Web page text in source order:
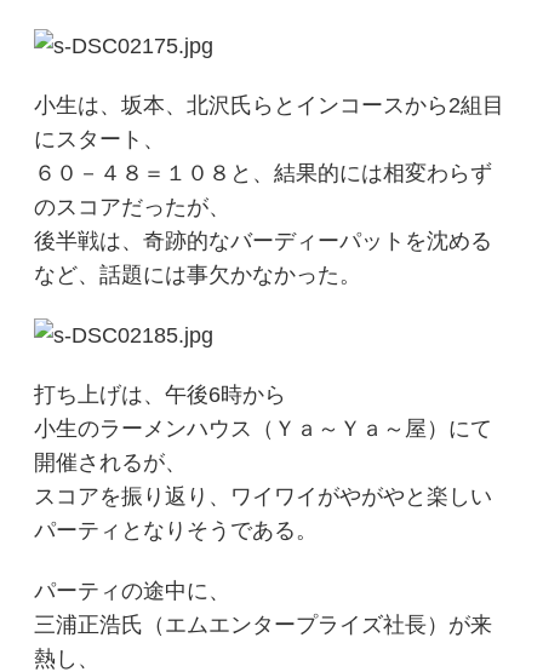
小生は、坂本、北沢氏らとインコースから2組目
にスタート、
６０－４８＝１０８と、結果的には相変わらず
のスコアだったが、
後半戦は、奇跡的なバーディーパットを沈める
など、話題には事欠かなかった。
打ち上げは、午後6時から
小生のラーメンハウス（Ｙａ～Ｙａ～屋）にて
開催されるが、
スコアを振り返り、ワイワイがやがやと楽しい
パーティとなりそうである。
パーティの途中に、
三浦正浩氏（エムエンタープライズ社長）が来
熱し、